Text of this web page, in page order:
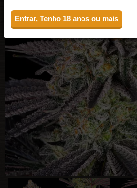
Entrar, Tenho 18 anos ou mais